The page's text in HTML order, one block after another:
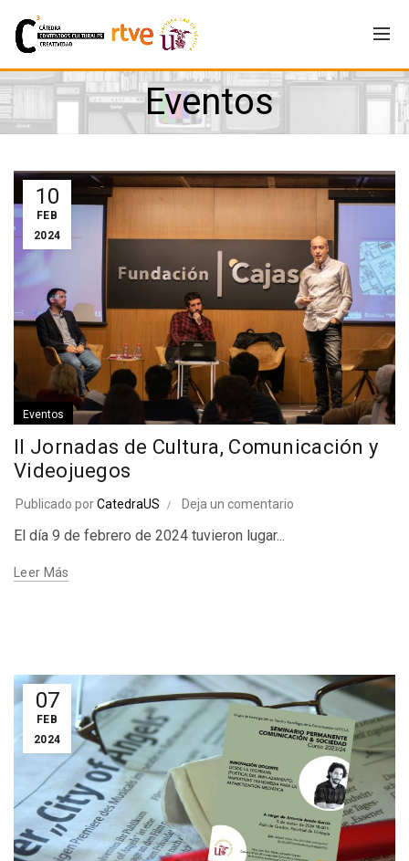
Eventos
10
FEB
2024
Eventos
II Jornadas de Cultura, Comunicación y
Videojuegos
Publicado porCatedraUS Deja un comentario
El día 9 de febrero de 2024 tuvieron lugar...
Leer Más
07
FEB
2024